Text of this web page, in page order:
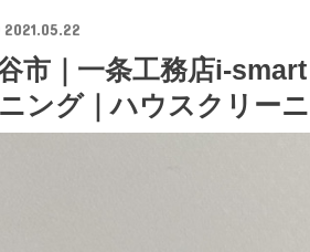
2021.05.22
市｜一条工務店i-
ング｜ハウスクリー